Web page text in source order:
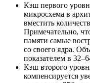
Кэш первого
микросхема в
вместить
Примечательно,
памяти самые
со своего ядра.
показателем в
Кэш второго
компенсируется